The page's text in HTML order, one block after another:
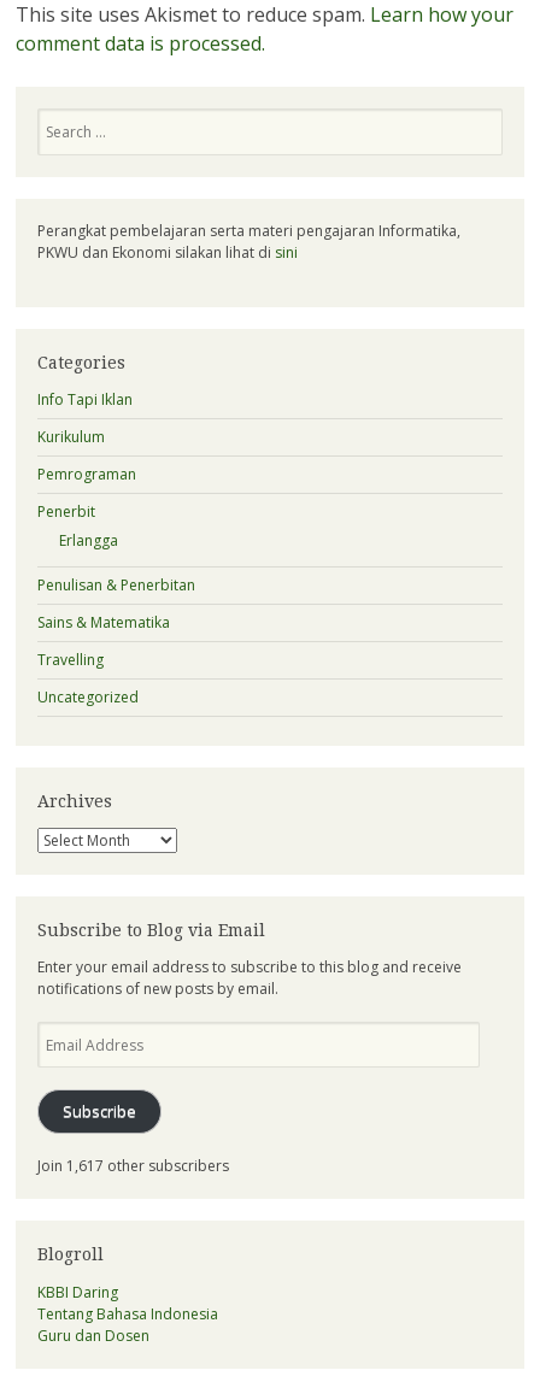
This site uses Akismet to reduce spam. Learn how your
comment data is processed.
Perangkat pembelajaran serta materi pengajaran Informatika,
PKWU dan Ekonomi silakan lihat di sini
Categories
Info Tapi Iklan
Kurikulum
Pemrograman
Penerbit
Erlangga
Penulisan & Penerbitan
Sains & Matematika
Travelling
Uncategorized
Archives
Archives
Subscribe to Blog via Email
Enter your email address to subscribe to this blog and receive
notifications of new posts by email.
Address
Subscribe
Join 1,617 other subscribers
Blogroll
KBBI Daring
Tentang Bahasa Indonesia
Guru dan Dosen